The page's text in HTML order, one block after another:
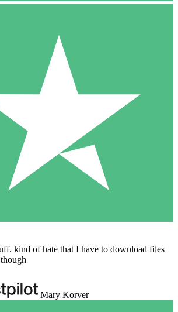
kind of hate that I have to download files
Mary Korver